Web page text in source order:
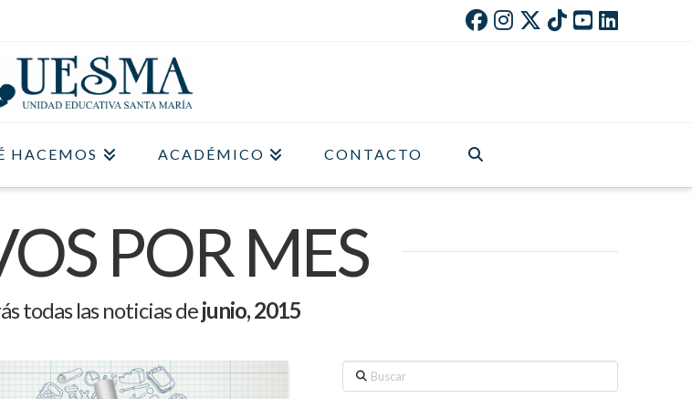
HACEMOS ACADÉMICO CONTACTO
POR MES
todas las noticias dejunio, 2015
Buscar